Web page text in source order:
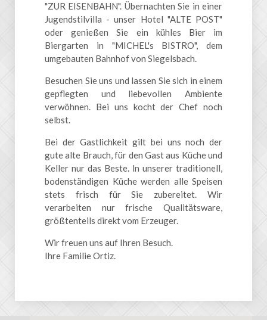
"ZUR EISENBAHN". Übernachten Sie in einer
Jugendstilvilla - unser Hotel "ALTE POST"
oder genießen Sie ein kühles Bier im
Biergarten in "MICHEL's BISTRO", dem
umgebauten Bahnhof von Siegelsbach.
Besuchen Sie uns und lassen Sie sich in einem
gepflegten und liebevollen Ambiente
verwöhnen. Bei uns kocht der Chef noch
selbst.
Bei der Gastlichkeit gilt bei uns noch der
gute alte Brauch, für den Gast aus Küche und
Keller nur das Beste. ln unserer traditionell,
bodenständigen Küche werden alle Speisen
stets frisch für Sie zubereitet. Wir
verarbeiten nur frische Qualitätsware,
größtenteils direkt vom Erzeuger.
Wir freuen uns auf Ihren Besuch.
Ihre Familie Ortiz.